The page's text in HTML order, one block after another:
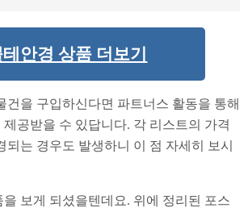
안경 상품 더보기
건을 구입하신다면 파트너스 활동을 통해
공받을 수 있답니다. 각 리스트의 가격
되는 경우도 발생하니 이 점 자세히 보시
을 보게 되셨을텐데요. 위에 정리된 포스